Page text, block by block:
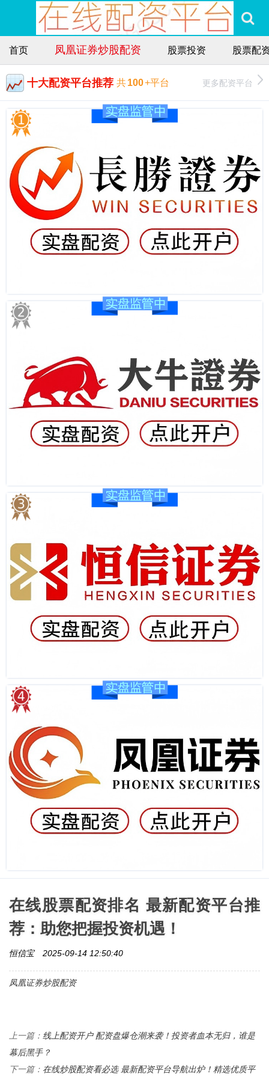
首页 凤凰证券炒股配资 股票投资 股票配
十大配资平台推荐 共100+平台 更多配资平台
在线股票配资排名 最新配资平台推
荐：助您把握投资机遇！
恒信宝 2025-09-14 12:50:40
凤凰证券炒股配资
上一篇： 线上配资开户 配资盘爆仓潮来袭！投资者血本无归，谁是
幕后黑手？
下一篇： 在线炒股配资看必选 最新配资平台导航出炉！精选优质平